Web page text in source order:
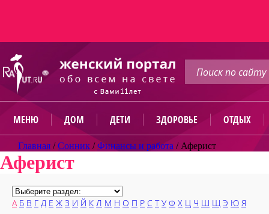
МЕНЮ ДОМ ДЕТИ ЗДОРОВЬЕ ОТДЫХ
Главная /Сонник /Финансы и работа / Аферист
Аферист
А Б В Г Д Е Ж З И Й К Л М Н О П Р С Т У Ф Х Ц Ч Ш Щ Э Ю Я